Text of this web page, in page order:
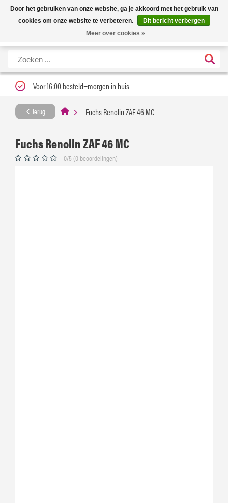
Nieuwe levertijd: 1 tot 3 werkdagen | Nu 25% korting op gehele assortiment
Carfume met kortingscode ''verfrissend''
X
Voor 16:00 besteld=morgen in huis
Terug Fuchs Renolin ZAF 46 MC
Fuchs Renolin ZAF 46 MC
0/5 (0 beoordelingen)
Door het gebruiken van onze website, ga je akkoord met het gebruik van
cookies om onze website te verbeteren.
Dit bericht verbergen
Meer over cookies »